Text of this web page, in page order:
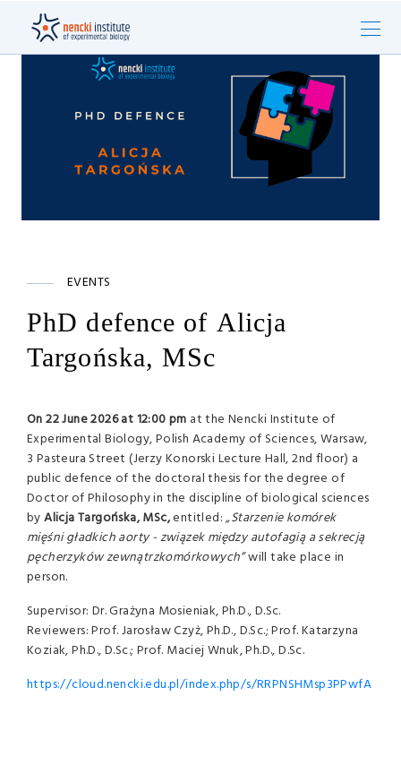
EVENTS
PhD defence of Alicja
Targońska, MSc
On 22 June 2026 at 12:00 pm at the Nencki Institute of
Experimental Biology, Polish Academy of Sciences, Warsaw,
3 Pasteura Street (Jerzy Konorski Lecture Hall, 2nd floor) a
public defence of the doctoral thesis for the degree of
Doctor of Philosophy in the discipline of biological sciences
byAlicja Targońska, MSc,entitled:„Starzenie komórek
mięśni gładkich aorty - związek między autofagią a sekrecją
pęcherzyków zewnątrzkomórkowych”will take place in
person.
Supervisor: Dr. Grażyna Mosieniak, Ph.D., D.Sc.
Reviewers: Prof. Jarosław Czyż, Ph.D., D.Sc.; Prof. Katarzyna
Koziak, Ph.D., D.Sc.; Prof. Maciej Wnuk, Ph.D., D.Sc.
https://cloud.nencki.edu.pl/index.php/s/RRPNSHMsp3PPwfA